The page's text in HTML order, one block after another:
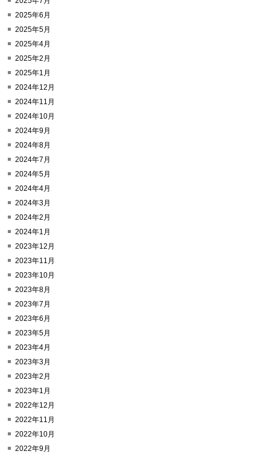
2025年6月
2025年5月
2025年4月
2025年2月
2025年1月
2024年12月
2024年11月
2024年10月
2024年9月
2024年8月
2024年7月
2024年5月
2024年4月
2024年3月
2024年2月
2024年1月
2023年12月
2023年11月
2023年10月
2023年8月
2023年7月
2023年6月
2023年5月
2023年4月
2023年3月
2023年2月
2023年1月
2022年12月
2022年11月
2022年10月
2022年9月